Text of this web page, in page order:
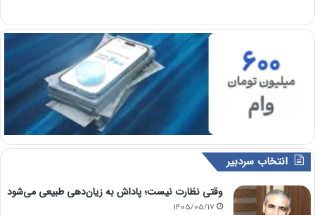
انتخاب سردبیر
وقتی نظارت نیست؛ پاداش به زیان‌دهی طبیعی می‌شود
1405/05/17